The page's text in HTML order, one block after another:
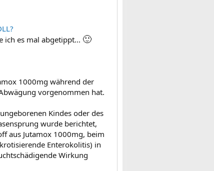
ich es mal abgetippt... 🙂
1000mg während der
vorgenommen hat.
Kindes oder des
wurde berichtet,
aus Jutamox 1000mg, beim
Enterokolitis) in
Wirkung